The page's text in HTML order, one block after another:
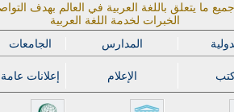
ما يتعلق باللغة العربية في العالم بهدف
الخبرات لخدمة اللغة العربية
الجامعات المدارس
إعلانات عامة الإعلام